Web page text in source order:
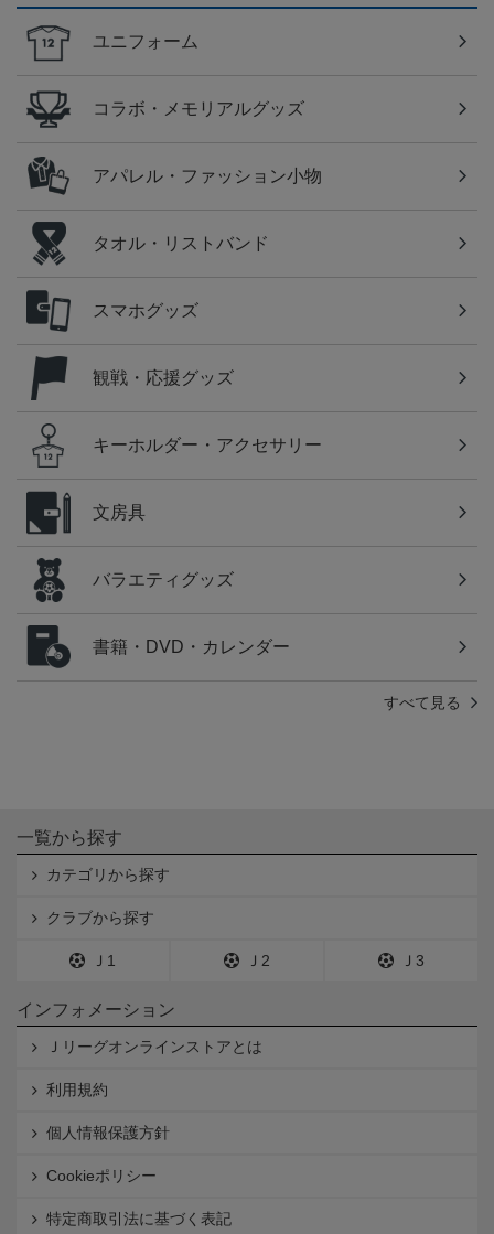
ユニフォーム
コラボ・メモリアルグッズ
アパレル・ファッション小物
タオル・リストバンド
スマホグッズ
観戦・応援グッズ
キーホルダー・アクセサリー
文房具
バラエティグッズ
書籍・DVD・カレンダー
すべて見る
一覧から探す
カテゴリから探す
クラブから探す
Ｊ1 Ｊ2 Ｊ3
インフォメーション
Ｊリーグオンラインストアとは
利用規約
個人情報保護方針
Cookieポリシー
特定商取引法に基づく表記